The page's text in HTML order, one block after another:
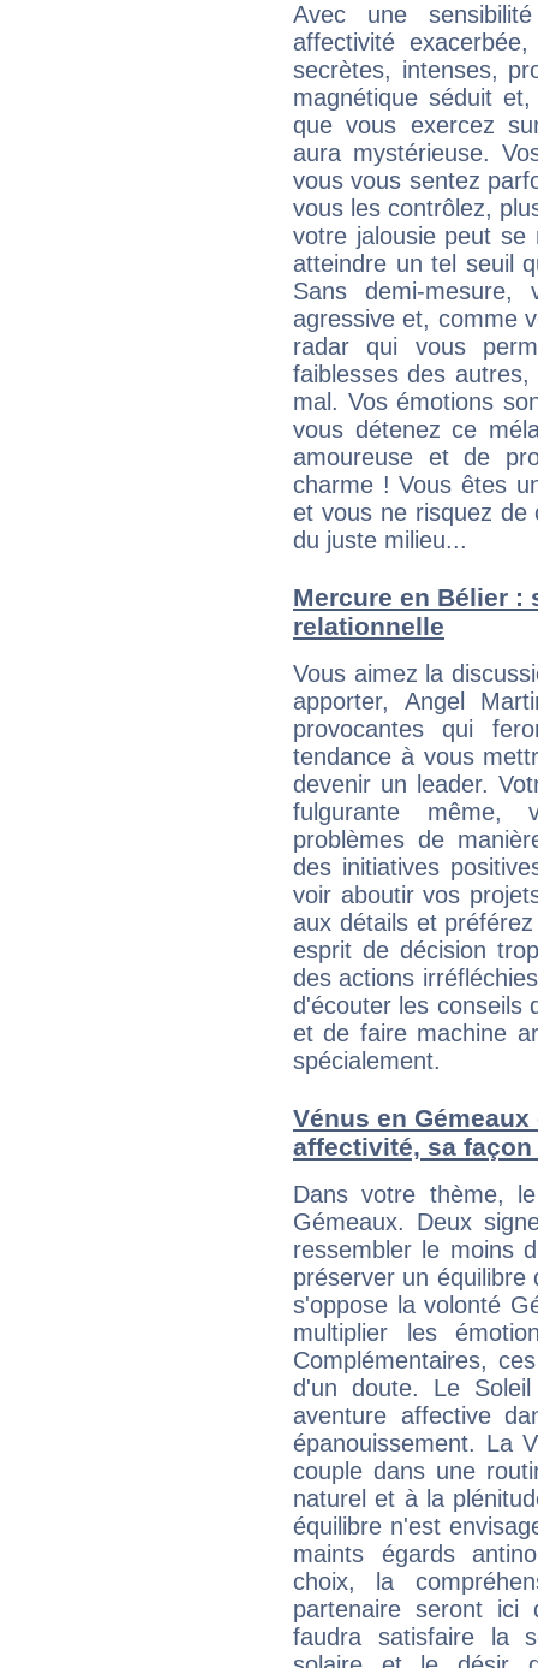
Avec une
affectivité
secrètes, intenses,
magnétique séduit
que vous exercez
aura mystérieuse.
vous vous sentez
vous les contrôlez,
votre jalousie peut se
atteindre un tel seuil
Sans demi-mesure,
agressive et, comme
radar qui vous
faiblesses des
mal. Vos émotions
vous détenez ce
amoureuse et de
charme ! Vous êtes
et vous ne risquez de
du juste milieu...
Mercure en Bélier :
relationnelle
Vous aimez la
apporter, Angel
provocantes qui
tendance à vous
devenir un leader.
fulgurante même,
problèmes de
des initiatives
voir aboutir vos
aux détails et
esprit de décision
des actions
d'écouter les conseils
et de faire machine
spécialement.
Vénus en
affectivité, sa
Dans votre thème,
Gémeaux. Deux
ressembler le moins
préserver un équilibre
s'oppose la volonté
multiplier les
Complémentaires,
d'un doute. Le Soleil
aventure affective
épanouissement. La
couple dans une
naturel et à la
équilibre n'est
maints égards
choix, la
partenaire seront ici
faudra satisfaire la